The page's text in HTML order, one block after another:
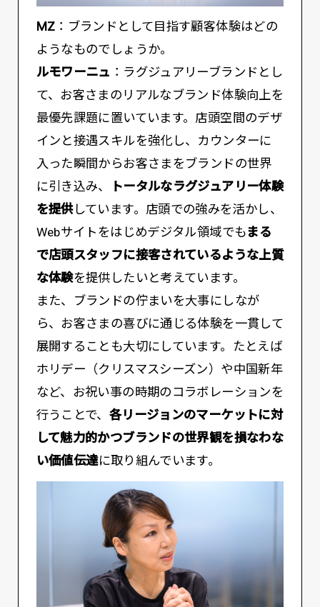
MZ ：ブランドとして目指す顧客体験はどの
ようなものでしょうか。
ルモワーニュ ：ラグジュアリーブランドとし
て、お客さまのリアルなブランド体験向上を
最優先課題に置いています。店頭空間のデザ
インと接遇スキルを強化し、カウンターに
入った瞬間からお客さまをブランドの世界
に引き込み、
トータルなラグジュアリー体験
を提供しています。店頭での強みを活かし、
Webサイトをはじめデジタル領域でもまる
で店頭スタッフに接客されているような上質
な体験を提供したいと考えています。
また、ブランドの佇まいを大事にしなが
ら、お客さまの喜びに通じる体験を一貫して
展開することも大切にしています。たとえば
ホリデー（クリスマスシーズン）や中国新年
など、お祝い事の時期のコラボレーションを
行うことで、 各リージョンのマーケットに対
して魅力的かつブランドの世界観を損なわな
い価値伝達に取り組んでいます。